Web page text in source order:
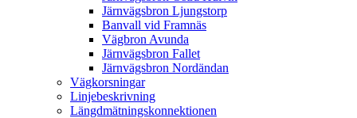
Järnvägsbron Ljungstorp
Banvall vid Framnäs
Vägbron Avunda
Järnvägsbron Fallet
Järnvägsbron Nordändan
Vägkorsningar
Linjebeskrivning
Längdmätningskonnektionen